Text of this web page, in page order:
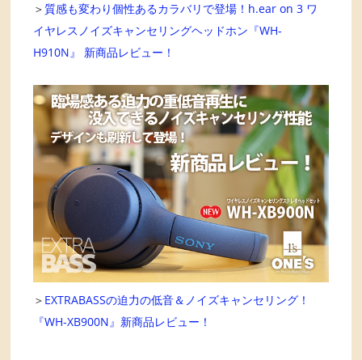
＞質感も変わり個性あるカラバリで登場！h.ear on 3 ワ
イヤレスノイズキャンセリングヘッドホン『WH-
H910N』 新商品レビュー！
＞ EXTRABASSの迫力の低音＆ノイズキャンセリング！
『WH-XB900N』新商品レビュー！